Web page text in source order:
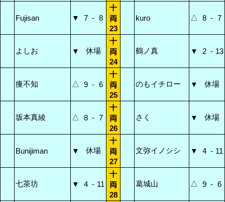
Fujisan ▼ 7 - 8
十
両
23
kuro △ 8 - 7
よしお ▼ 休場
十
両
24
鶴ノ真 ▼ 2 - 13
痩不知 △ 9 - 6
十
両
25
のもイチロー ▼ 休場
坂本真綾 △ 8 - 7
十
両
26
さく ▼ 休場
Bunijiman ▼ 休場
十
両
27
文弥イノシシ ▼ 4 - 11
七茶坊 ▼ 4 - 11
十
両
28
葛城山 △ 9 - 6